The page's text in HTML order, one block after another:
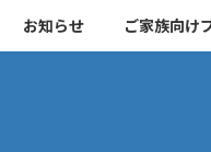
お知らせ ご家族向け